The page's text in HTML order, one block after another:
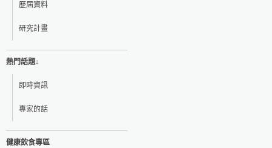
歷屆資料
研究計畫
熱門話題↓
即時資訊
專家的話
健康飲食專區